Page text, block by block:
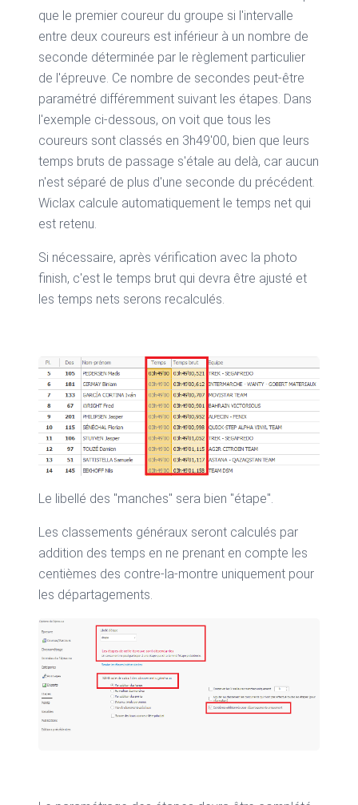
que le premier coureur du groupe si l'intervalle
entre deux coureurs est inférieur à un nombre de
seconde déterminée par le règlement particulier
de l'épreuve. Ce nombre de secondes peut-être
paramétré différemment suivant les étapes. Dans
l'exemple ci-dessous, on voit que tous les
coureurs sont classés en 3h49'00, bien que leurs
temps bruts de passage s'étale au delà, car aucun
n'est séparé de plus d'une seconde du précédent.
Wiclax calcule automatiquement le temps net qui
est retenu.
Si nécessaire, après vérification avec la photo
finish, c'est le temps brut qui devra être ajusté et
les temps nets serons recalculés.
Le libellé des "manches" sera bien "étape".
Les classements généraux seront calculés par
addition des temps en ne prenant en compte les
centièmes des contre-la-montre uniquement pour
les départagements.